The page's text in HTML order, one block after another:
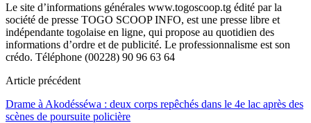
Le site d’informations générales www.togoscoop.tg édité par la
société de presse TOGO SCOOP INFO, est une presse libre et
indépendante togolaise en ligne, qui propose au quotidien des
informations d’ordre et de publicité. Le professionnalisme est son
crédo. Téléphone (00228) 90 96 63 64
Article précédent
Drame à Akodésséwa : deux corps repêchés dans le 4e lac après des
scènes de poursuite policière